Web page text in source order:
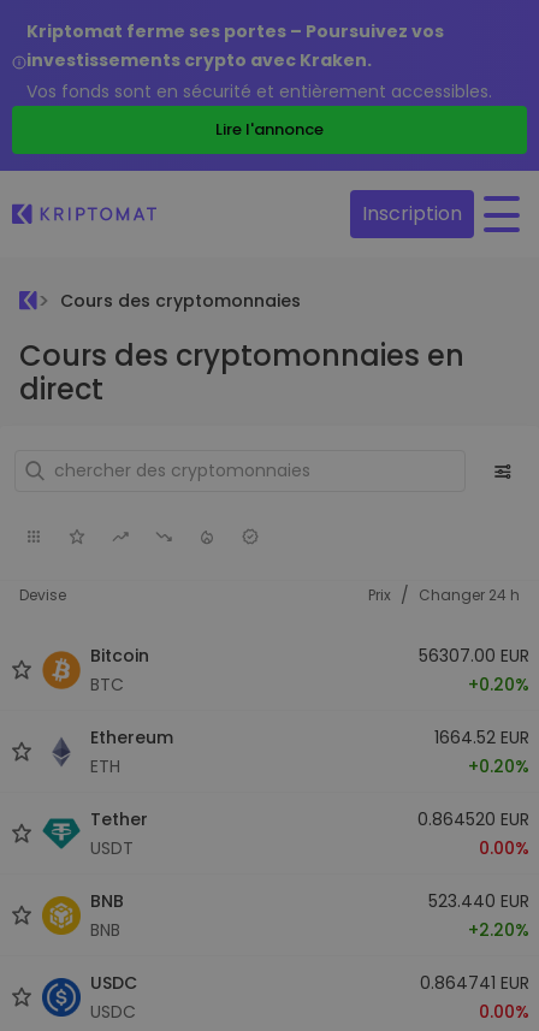
Kriptomat ferme ses portes – Poursuivez vos
investissements crypto avec Kraken.
Vos fonds sont en sécurité et entièrement accessibles.
Lire l'annonce
Inscription
Cours des cryptomonnaies
Cours des cryptomonnaies en
direct
Devise Prix / Changer 24 h
Bitcoin
BTC
56307.00 EUR
+0.20%
Ethereum
ETH
1664.52 EUR
+0.20%
Tether
USDT
0.864520 EUR
0.00%
BNB
BNB
523.440 EUR
+2.20%
USDC
USDC
0.864741 EUR
0.00%